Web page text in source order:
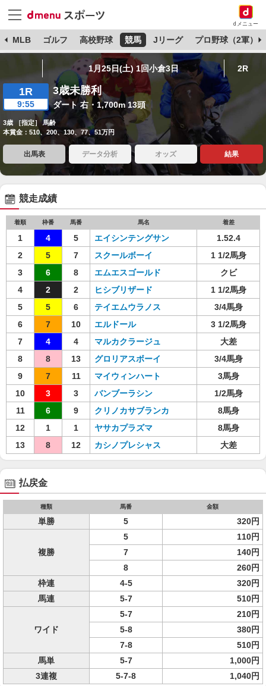
dメニュー
MLB ゴルフ 高校野球 競馬 Jリーグ プロ野球（2軍）
1月25日(土) 1回小倉3日 2R
1R
9:55
3歳未勝利
ダート 右・1,700m 13頭
3歳 ［指定］ 馬齢
本賞金：510、200、130、77、51万円
出馬表 データ分析 オッズ 結果
競走成績
着順 枠番 馬番 馬名 着差
1 4 5 エイシンテングサン
1.52.4
2
5 7 スクールボーイ
1 1/2馬身
3
6 8 エムエスゴールド
クビ
4
2 2 ヒシブリザード
1 1/2馬身
5
5 6 テイエムウラノス
3/4馬身
6
7 10 エルドール
3 1/2馬身
7
4 4 マルカクラージュ
大差
8
8 13 グロリアスボーイ
3/4馬身
9
7 11 マイウィンハート
3馬身
10
3 3 バンブーラシン
1/2馬身
11
6 9 クリノカサブランカ
8馬身
12
1 1 ヤサカプラズマ
8馬身
13
8 12 カシノプレシャス 大差
払戻金
種類 馬番 金額
単勝 5 320円
複勝
5
110円
7
140円
8
260円
枠連
4-5
320円
馬連
5-7 510円
ワイド
5-7
210円
5-8
380円
7-8
510円
馬単
5-7
1,000円
3連複
5-7-8 1,040円